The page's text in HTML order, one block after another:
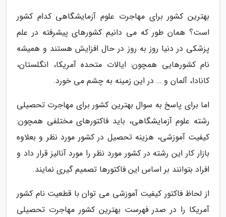
بهترین کشور برای مهاجرت علوم آزمایشگاهی کدام کشور
است؟ همان طور که می دانیم کشورهای پیشرفته در علم
پزشکی در دنیا روز به روز در حال افزایش هستند و همیشه
نام کشورهایی همچون: ایالات متحده آمریکا، انگلستان،
کانادا، آلمان و … در این زمینه به چشم می خورد.
اما برای پاسخ به سوال بهترین کشور برای مهاجرت تحصیلی
رشته علوم آزمایشگاهی، باید فاکتورهای مختلفی همچون:
کیفیت آموزشی، هزینه تحصیل در کشور مورد نظر و بعلاوه
بازار کار این رشته در کشور مورد نظر را مورد آنالیز قرار داد و
افراد بتوانند بر اساس این فاکتورها تصمیم گیری نمایند.
از لحاظ فاکتور کیفیت آموزشی می توان با قطعیت نام کشور
آمریکا را در صدر فهرست بهترین کشور مهاجرت تحصیلی